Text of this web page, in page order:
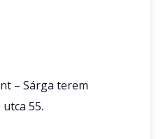
– Sárga terem
55.